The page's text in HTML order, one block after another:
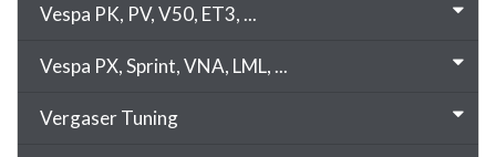
Vespa PK, PV, V50, ET3, ...
Vespa PX, Sprint, VNA, LML, ...
Vergaser Tuning